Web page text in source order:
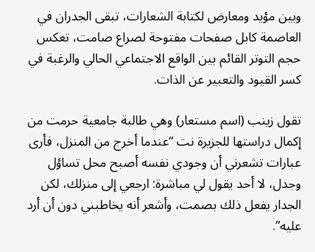
وبين مؤيد ومعارض لكتابة الشعارات، تبقى الجدران في
العاصمة كابل صفحات مفتوحة لصراع صامت، تعكس
حجم التوتر القائم بين الواقع الاجتماعي الحالي والرغبة في
كسر القيود والتعبير عن الذات.
تقول زينب (اسم مستعار) وهي طالبة جامعية حرمت من
إكمال دراستها للجزيرة نت “عندما أخرج من المنزل، فأرى
عبارات تشعرني أن وجودي نفسه أصبح محل تساؤل
وجدل، لا أحد يقول لي مباشرة: ارجعي إلى منزلك، لكن
الجدار يفعل ذلك بصمت، وأشعر أنه يخاطبني دون أن أرد
عليه”.